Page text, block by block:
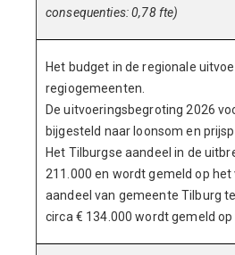
consequenties: 0,78 fte)
Het budget in de regionale
regiogemeenten.
De uitvoeringsbegroting 2026
bijgesteld naar loonsom en
Het Tilburgse aandeel in de
211.000 en wordt gemeld op
aandeel van gemeente Tilburg
circa € 134.000 wordt gemeld